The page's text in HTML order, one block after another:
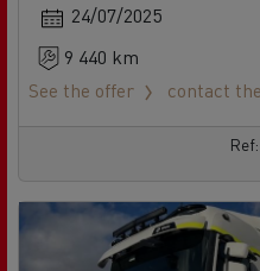
24/07/2025
9 440 km
See the offer
contact